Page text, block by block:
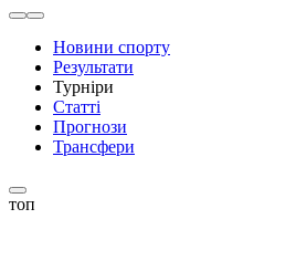
Новини спорту
Результати
Турніри
Статті
Прогнози
Трансфери
топ